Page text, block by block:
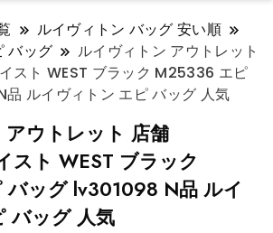
ルイヴィトン バッグ 安い順
バッグ
ルイヴィトン アウトレット
スト WEST ブラック M25336 エピ
ルイヴィトン エピ バッグ 人気
ウトレット 店舗
スト WEST ブラック
ッグ lv301098 N品 ルイ
バッグ 人気